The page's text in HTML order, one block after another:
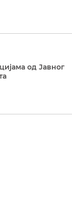
од Јавног